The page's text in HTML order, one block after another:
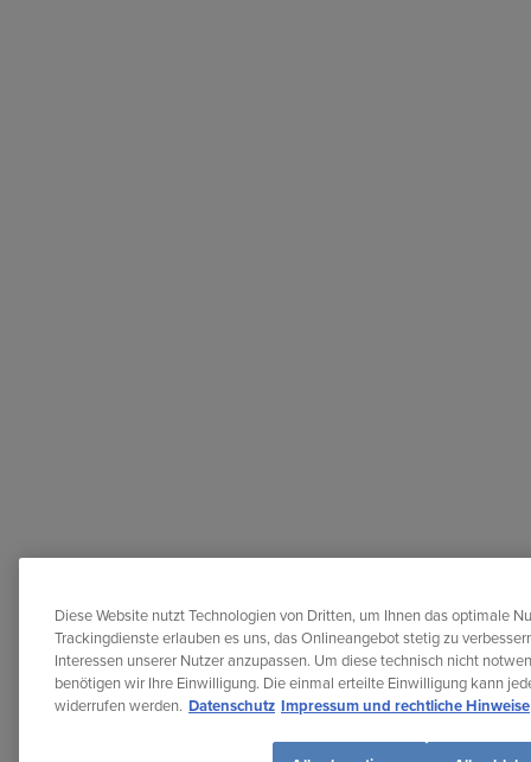
Diese Website nutzt Technologien von Dritten, um Ihnen das optimale
Trackingdienste erlauben es uns, das Onlineangebot stetig zu
Interessen unserer Nutzer anzupassen. Um diese technisch nicht
benötigen wir Ihre Einwilligung. Die einmal erteilte Einwilligung kann
widerrufen werden. Datenschutz Impressum und rechtliche Hinweise